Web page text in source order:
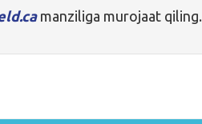
manziliga murojaat qiling.